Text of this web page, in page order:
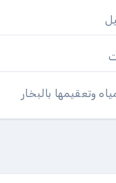
وتعقيمها بالبخار